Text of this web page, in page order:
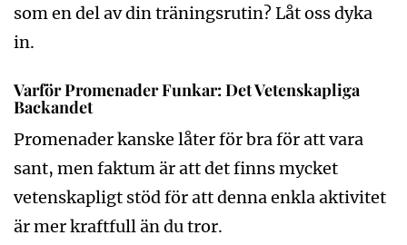
som en del av din träningsrutin? Låt oss dyka
in.
Varför Promenader Funkar: Det Vetenskapliga
Backandet
Promenader kanske låter för bra för att vara
sant, men faktum är att det finns mycket
vetenskapligt stöd för att denna enkla aktivitet
är mer kraftfull än du tror.